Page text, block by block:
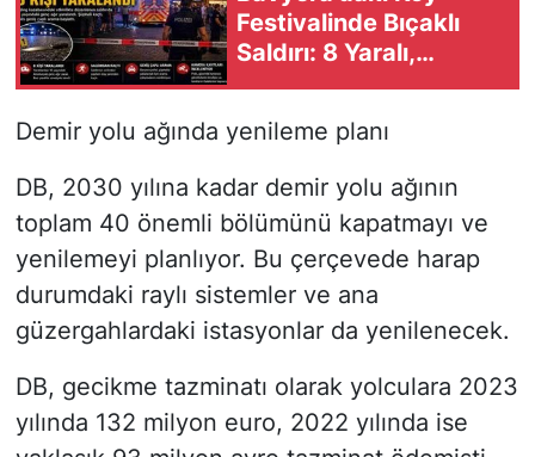
Festivalinde Bıçaklı
Saldırı: 8 Yaralı,
Demir yolu ağında yenileme planı
DB, 2030 yılına kadar demir yolu ağının
toplam 40 önemli bölümünü kapatmayı ve
yenilemeyi planlıyor. Bu çerçevede harap
durumdaki raylı sistemler ve ana
güzergahlardaki istasyonlar da yenilenecek.
DB, gecikme tazminatı olarak yolculara 2023
yılında 132 milyon euro, 2022 yılında ise